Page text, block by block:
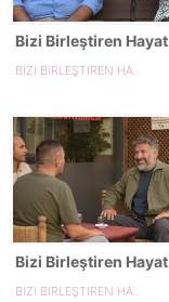
Bizi Birleştiren
BİZİ BİRLEŞTİREN HAYAT
Bizi Birleştiren
BİZİ BİRLEŞTİREN HAYAT